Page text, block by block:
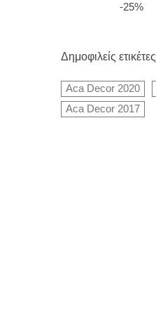
-25%
Δημοφιλείς ετικέτες
Aca Decor 2020
Aca Decor 2017